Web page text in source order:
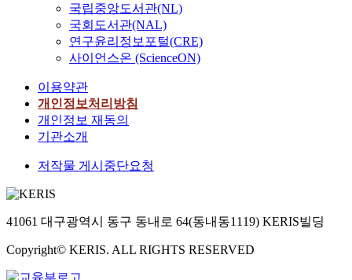
국립중앙도서관(NL)
국회도서관(NAL)
연구윤리정보포털(CRE)
사이언스온 (ScienceON)
이용약관
개인정보처리방침
개인정보 재동의
기관소개
저작물 게시중단요청
41061 대구광역시 동구 동내로 64(동내동1119) KERIS빌딩
Copyright© KERIS. ALL RIGHTS RESERVED